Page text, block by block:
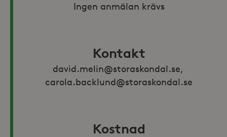
Ingen anmälan krävs
Kontakt
david.melin@storaskondal.se,
carola.backlund@storaskondal.se
Kostnad